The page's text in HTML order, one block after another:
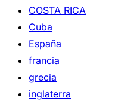
COSTA RICA
Cuba
España
francia
grecia
inglaterra